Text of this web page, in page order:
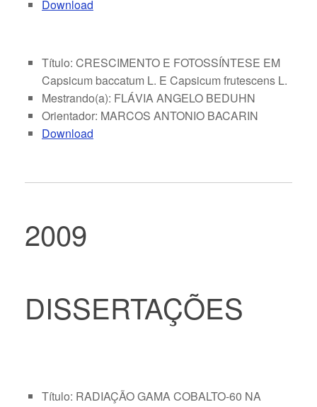
Download
Título: CRESCIMENTO E FOTOSSÍNTESE EM
Capsicum baccatum L. E Capsicum frutescens L.
Mestrando(a): FLÁVIA ANGELO BEDUHN
Orientador: MARCOS ANTONIO BACARIN
Download
2009
DISSERTAÇÕES
Título: RADIAÇÃO GAMA COBALTO-60 NA